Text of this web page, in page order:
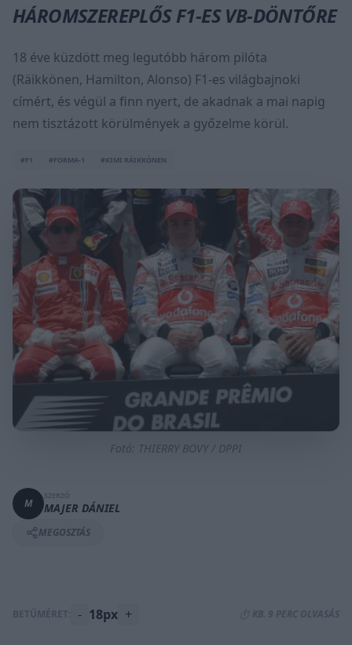
HÁROMSZEREPLŐS F1-ES VB-DÖNTŐRE
18 éve küzdött meg legutóbb három pilóta
(Räikkönen, Hamilton, Alonso) F1-es világbajnoki
címért, és végül a finn nyert, de akadnak a mai napig
nem tisztázott körülmények a győzelme körül.
#F1 #FORMA-1 #KIMI RÄIKKÖNEN
Fotó: THIERRY BOVY / DPPI
M MAJER DÁNIEL
MEGOSZTÁS
BETŰMÉRET: - 18px + ⏱️ KB. 9 PERC OLVASÁS